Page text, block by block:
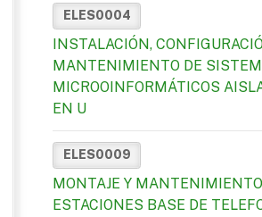
ELES0004
INSTALACIÓN,
MANTENIMIENTO DE
MICROOINFORMÁTICOS
EN U
ELES0009
MONTAJE Y
ESTACIONES BASE DE